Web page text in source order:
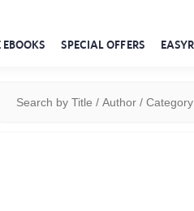
EBOOKS SPECIAL OFFERS